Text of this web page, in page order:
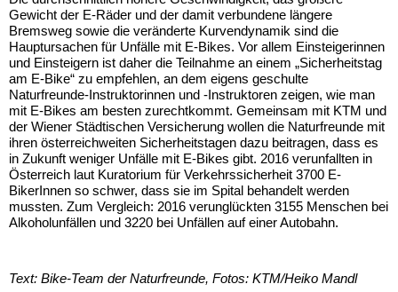
Gewicht der E-Räder und der damit verbundene längere
Bremsweg sowie die veränderte Kurvendynamik sind die
Hauptursachen für Unfälle mit E-Bikes. Vor allem Einsteigerinnen
und Einsteigern ist daher die Teilnahme an einem „Sicherheitstag
am E-Bike“ zu empfehlen, an dem eigens geschulte
Naturfreunde-Instruktorinnen und -Instruktoren zeigen, wie man
mit E-Bikes am besten zurechtkommt. Gemeinsam mit KTM und
der Wiener Städtischen Versicherung wollen die Naturfreunde mit
ihren österreichweiten Sicherheitstagen dazu beitragen, dass es
in Zukunft weniger Unfälle mit E-Bikes gibt. 2016 verunfallten in
Österreich laut Kuratorium für Verkehrssicherheit 3700 E-
BikerInnen so schwer, dass sie im Spital behandelt werden
mussten. Zum Vergleich: 2016 verunglückten 3155 Menschen bei
Alkoholunfällen und 3220 bei Unfällen auf einer Autobahn.
Text: Bike-Team der Naturfreunde, Fotos: KTM/Heiko Mandl